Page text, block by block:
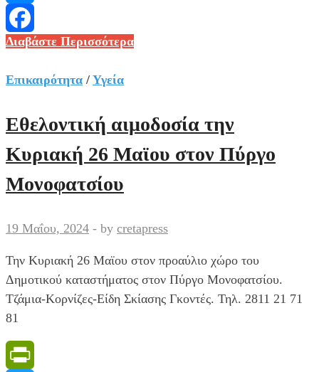
Messenger
Facebook
Φωταγώγηση
δέντρου
Πύργο
Μονοφατσίου
Διαβάστε Περισσότερα
Επικαιρότητα / Υγεία
Εθελοντική αιμοδοσία την
Κυριακή 26 Μαϊου στον Πύργο
Μονοφατσίου
19 Μαΐου, 2024 - by cretapress
Την Κυριακή 26 Μαϊου στον προαύλιο χώρο του
Δημοτικού καταστήματος στον Πύργο Μονοφατσίου.
Τζάμια-Κορνίζες-Είδη Σκίασης Γκοντές. Τηλ. 2811 21 71
81